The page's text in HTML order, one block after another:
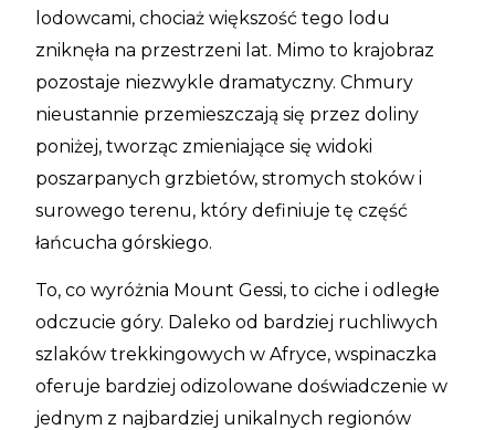
lodowcami, chociaż większość tego lodu
zniknęła na przestrzeni lat. Mimo to krajobraz
pozostaje niezwykle dramatyczny. Chmury
nieustannie przemieszczają się przez doliny
poniżej, tworząc zmieniające się widoki
poszarpanych grzbietów, stromych stoków i
surowego terenu, który definiuje tę część
łańcucha górskiego.
To, co wyróżnia Mount Gessi, to ciche i odległe
odczucie góry. Daleko od bardziej ruchliwych
szlaków trekkingowych w Afryce, wspinaczka
oferuje bardziej odizolowane doświadczenie w
jednym z najbardziej unikalnych regionów